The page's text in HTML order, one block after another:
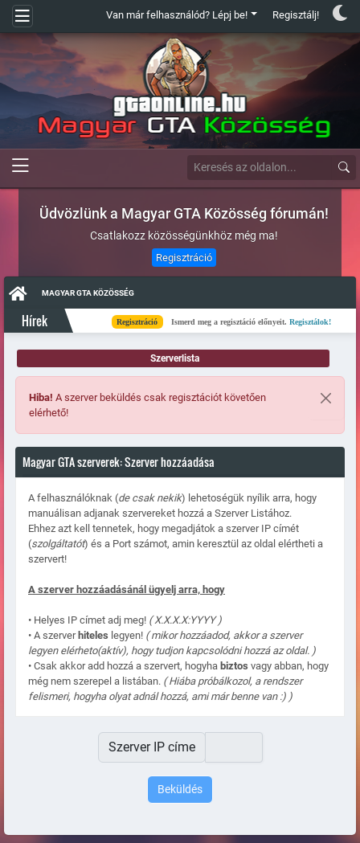
Van már felhasználód? Lépj be! Regisztálj!
Üdvözlünk a Magyar GTA Közösség fórumán!
Csatlakozz közösségünkhöz még ma!
Regisztráció
MAGYAR GTA KÖZÖSSÉG
Hírek Regisztráció Ismerd meg a regisztáció előnyeit.Regisztálok!
Szerverlista
Hiba! A szerver beküldés csak regisztációt követően
elérhető!
Magyar GTA szerverek: Szerver hozzáadása
A felhasználóknak (de csak nekik) lehetoségük nyílik arra, hogy
manuálisan adjanak szervereket hozzá a Szerver Listához.
Ehhez azt kell tennetek, hogy megadjátok a szerver IP címét
(szolgáltatót) és a Port számot, amin keresztül az oldal elértheti a
szervert!
A szerver hozzáadásánál ügyelj arra, hogy
• Helyes IP címet adj meg! ( X.X.X.X:YYYY )
• A szerverhiteles legyen! ( mikor hozzáadod, akkor a szerver
legyen elérheto(aktív), hogy tudjon kapcsolódni hozzá az oldal. )
• Csak akkor add hozzá a szervert, hogyha biztos vagy abban, hogy
még nem szerepel a listában. ( Hiába próbálkozol, a rendszer
felismeri, hogyha olyat adnál hozzá, ami már benne van :) )
Szerver IP címe